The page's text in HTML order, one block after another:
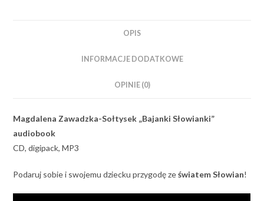
OPIS
INFORMACJE DODATKOWE
OPINIE (0)
Magdalena Zawadzka-Sołtysek „Bajanki Słowianki”
audiobook
CD, digipack, MP3
Podaruj sobie i swojemu dziecku przygodę zeświatem Słowian!